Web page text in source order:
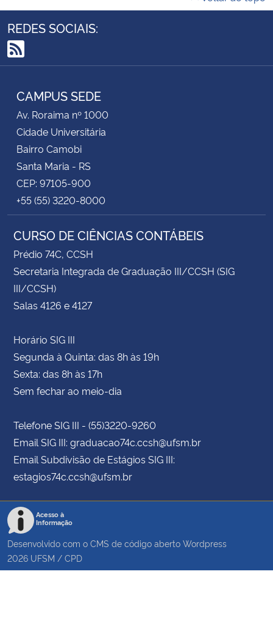
REDES SOCIAIS:
RSS
CAMPUS SEDE
Av. Roraima nº 1000
Cidade Universitária
Bairro Camobi
Santa Maria - RS
CEP: 97105-900
+55 (55) 3220-8000
CURSO DE CIÊNCIAS CONTÁBEIS
Prédio 74C, CCSH
Secretaria Integrada de Graduação III/CCSH (SIG
III/CCSH)
Salas 4126 e 4127
Horário SIG III
Segunda à Quinta: das 8h às 19h
Sexta: das 8h às 17h
Sem fechar ao meio-dia
Telefone SIG III - (55)3220-9260
Email SIG III: graduacao74c.ccsh@ufsm.br
Email Subdivisão de Estágios SIG III:
estagios74c.ccsh@ufsm.br
Acesso à
Informação
Desenvolvido com o CMS de código aberto Wordpress
2026 UFSM / CPD